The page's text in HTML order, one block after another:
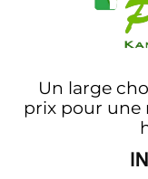
Un large
prix pour une